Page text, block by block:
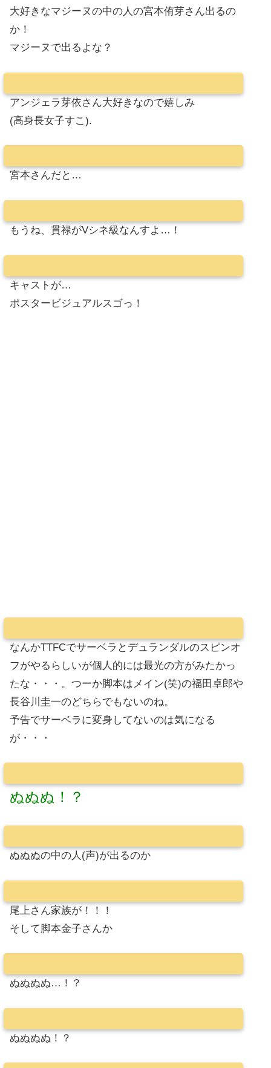
大好きなマジーヌの中の人の宮本侑芽さん出るの
か！
マジーヌで出るよな？
アンジェラ芽依さん大好きなので嬉しみ
(高身長女子すこ).
宮本さんだと…
もうね、貫禄がVシネ級なんすよ…！
キャストが…
ポスタービジュアルスゴっ！
なんかTTFCでサーベラとデュランダルのスピンオ
フがやるらしいが個人的には最光の方がみたかっ
たな・・・。つーか脚本はメイン(笑)の福田卓郎や
長谷川圭一のどちらでもないのね。
予告でサーベラに変身してないのは気になる
が・・・
ぬぬぬ！？
ぬぬぬの中の人(声)が出るのか
尾上さん家族が！！！
そして脚本金子さんか
ぬぬぬぬ…！？
ぬぬぬぬ！？